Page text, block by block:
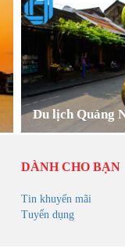
Du lịch Quảng
DÀNH CHO BẠN
Tin khuyến mãi
Tuyển dụng